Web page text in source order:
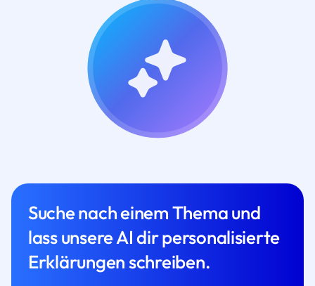
Suche nach einem Thema und
lass unsere AI dir personalisierte
Erklärungen schreiben.